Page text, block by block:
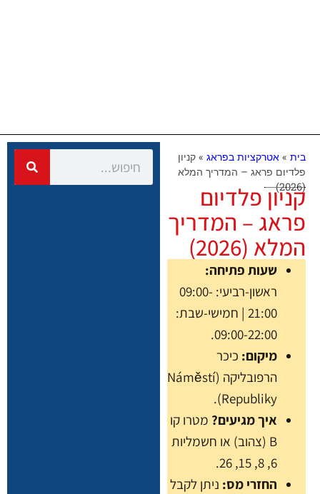
בית » אטרקציות בפראג » קניון
פלדיום פראג – המדריך המלא
(2026)
קניון פלדיום
פראג – המדריך
המלא (2026)
שעות פתיחה:
ראשון-רביעי: 09:00-
21:00 | חמישי-שבת:
09:00-22:00.
מיקום: כיכר
הרפובליקה (Náměstí
Republiky).
איך מגיעים? מטרו קו
B (צהוב) או חשמליות
6, 8, 15, 26.
החזרי מס: ניתן לקבל